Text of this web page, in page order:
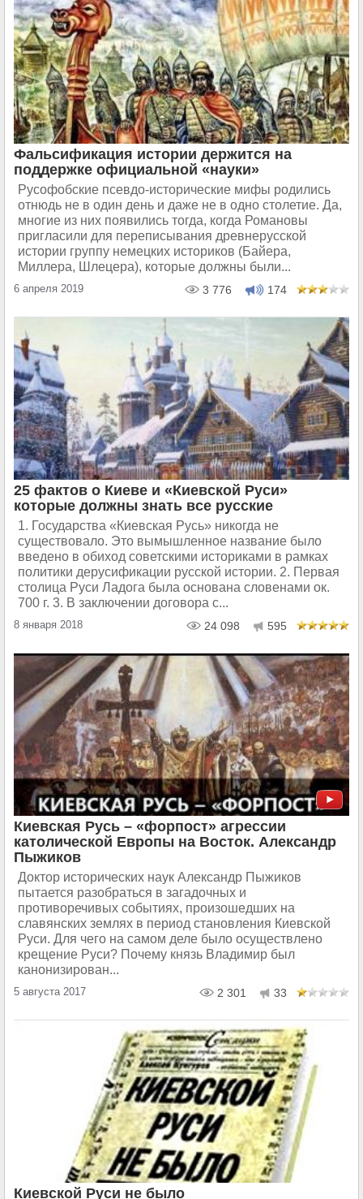
Фальсификация истории держится на
поддержке официальной «науки»
Русофобские псевдо-исторические мифы родились
отнюдь не в один день и даже не в одно столетие. Да,
многие из них появились тогда, когда Романовы
пригласили для переписывания древнерусской
истории группу немецких историков (Байера,
Миллера, Шлецера), которые должны были...
6 апреля 2019 3 776 174
25 фактов о Киеве и «Киевской Руси»
которые должны знать все русские
1. Государства «Киевская Русь» никогда не
существовало. Это вымышленное название было
введено в обиход советскими историками в рамках
политики дерусификации русской истории. 2. Первая
столица Руси Ладога была основана словенами ок.
700 г. 3. В заключении договора с...
8 января 2018 24 098 595
Киевская Русь – «форпост» агрессии
католической Европы на Восток. Александр
Пыжиков
Доктор исторических наук Александр Пыжиков
пытается разобраться в загадочных и
противоречивых событиях, произошедших на
славянских землях в период становления Киевской
Руси. Для чего на самом деле было осуществлено
крещение Руси? Почему князь Владимир был
канонизирован...
5 августа 2017 2 301 33
Киевской Руси не было